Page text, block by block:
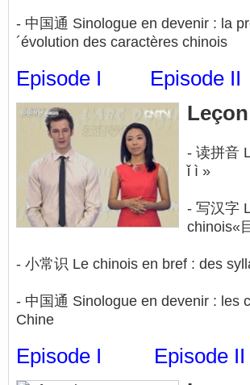
- 中国通 Sinologue en devenir : la
´évolution des caractères chinois
Episode I Episode II
- 读拼音
ǐ ì »
- 写汉字
chinois«
- 小常识 Le chinois en bref : des
- 中国通 Sinologue en devenir : les
Chine
Episode I Episode II